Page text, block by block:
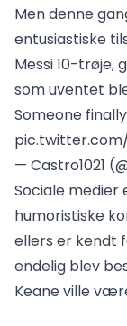
Men denne
entusiastiske
Messi 10-trøje,
som uventet
Someone
— Castro1021
Sociale
humoristiske
ellers er kendt
endelig blev
Keane ville